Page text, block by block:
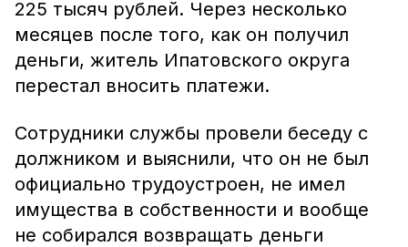
225 тысяч рублей. Через несколько
месяцев после того, как он получил
деньги, житель Ипатовского округа
перестал вносить платежи.
Сотрудники службы провели беседу с
должником и выяснили, что он не был
официально трудоустроен, не имел
имущества в собственности и вообще
не собирался возвращать деньги